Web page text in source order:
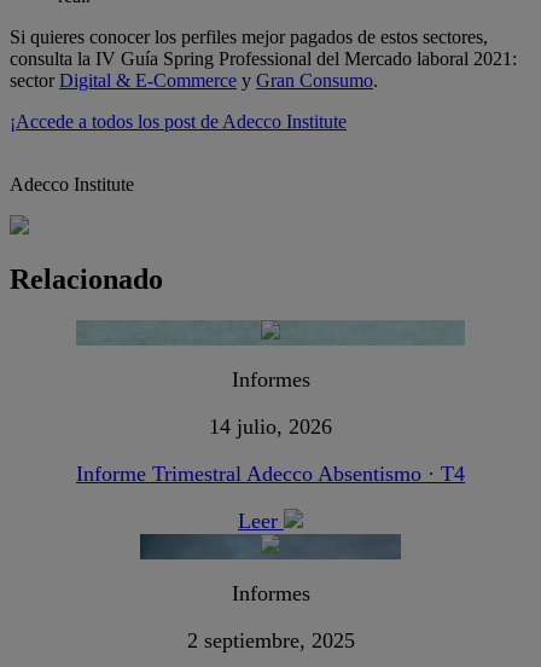
Si quieres conocer los perfiles mejor pagados de estos sectores,
consulta la IV Guía Spring Professional del Mercado laboral 2021:
sectorDigital & E-Commerce y Gran Consumo.
¡Accede a todos los post de Adecco Institute
Adecco Institute
Relacionado
Informes
14 julio, 2026
Informe Trimestral Adecco Absentismo · T4
Leer
Informes
2 septiembre, 2025